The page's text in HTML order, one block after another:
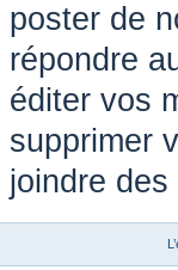
poster de
répondre
éditer vos
supprimer
joindre